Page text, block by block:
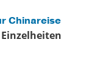
Chinareise